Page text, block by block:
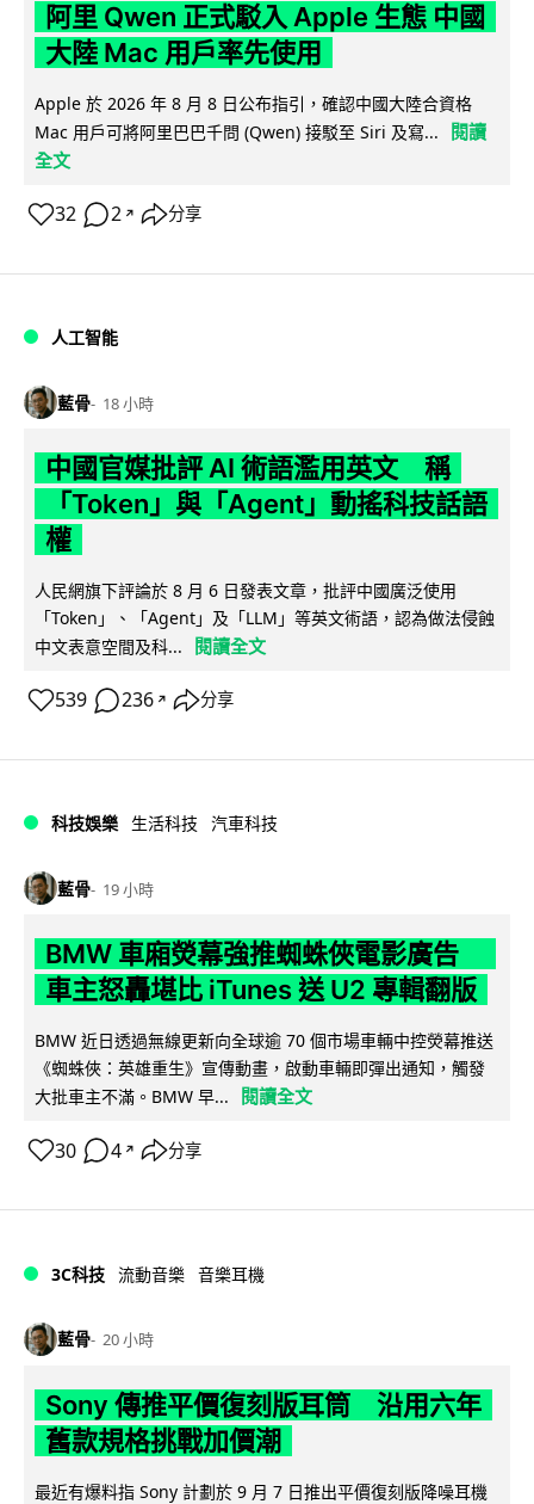
阿里 Qwen 正式駁入 Apple 生態 中國
大陸 Mac 用戶率先使用
Apple 於 2026 年 8 月 8 日公布指引，確認中國大陸合資格
Mac 用戶可將阿里巴巴千問 (Qwen) 接駁至 Siri 及寫...
閱讀
全文
32 2 ↗ 分享
人工智能
藍骨 18 小時
中國官媒批評 AI 術語濫用英文 稱
「Token」與「Agent」動搖科技話語
權
人民網旗下評論於 8 月 6 日發表文章，批評中國廣泛使用
「Token」、「Agent」及「LLM」等英文術語，認為做法侵蝕
中文表意空間及科...
閱讀全文
539 236 ↗ 分享
科技娛樂 生活科技 汽車科技
藍骨 19 小時
BMW 車廂熒幕強推蜘蛛俠電影廣告
車主怒轟堪比 iTunes 送 U2 專輯翻版
BMW 近日透過無線更新向全球逾 70 個市場車輛中控熒幕推送
《蜘蛛俠：英雄重生》宣傳動畫，啟動車輛即彈出通知，觸發
大批車主不滿。BMW 早...
閱讀全文
30 4 ↗ 分享
3C科技 流動音樂 音樂耳機
藍骨 20 小時
Sony 傳推平價復刻版耳筒 沿用六年
舊款規格挑戰加價潮
最近有爆料指 Sony 計劃於 9 月 7 日推出平價復刻版降噪耳機